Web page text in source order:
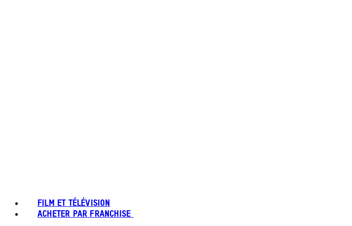
FILM ET TÉLÉVISION
ACHETER PAR FRANCHISE